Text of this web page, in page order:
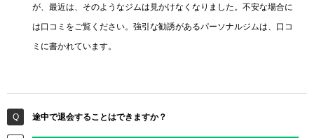
が、最近は、そのようなジムは見かけなくなりました。不安な場合に
は口コミをご覧ください。強引な勧誘があるパーソナルジムは、口コ
ミに書かれています。
途中で退会することはできますか？